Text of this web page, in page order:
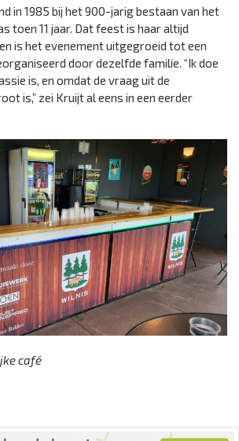
in 1985 bij het 900-jarig bestaan van het
toen 11 jaar. Dat feest is haar altijd
is het evenement uitgegroeid tot een
door dezelfde familie. “Ik doe
is, en omdat de vraag uit de
is,” zei Kruijt al eens in een eerder
café